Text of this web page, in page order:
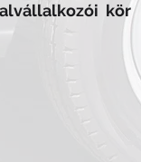
kör